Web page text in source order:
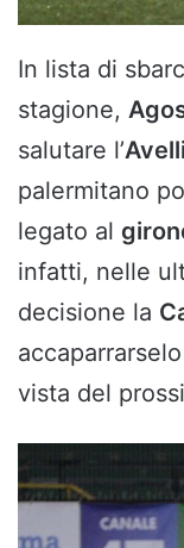
In lista di
stagione,
salutare l’
palermitano
legato al
infatti, nelle
decisione la
vista del